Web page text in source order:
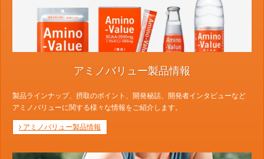
アミノバリュー製品情報
製品ラインナップ、摂取のポイント、開発秘話、開発者インタビューなど
アミノバリューに関する様々な情報をご紹介します。
アミノバリュー製品情報